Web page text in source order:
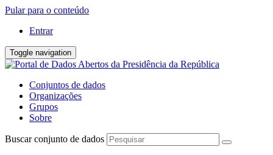
Pular para o conteúdo
Entrar
Toggle navigation
Conjuntos de dados
Organizações
Grupos
Sobre
Buscar conjunto de dados